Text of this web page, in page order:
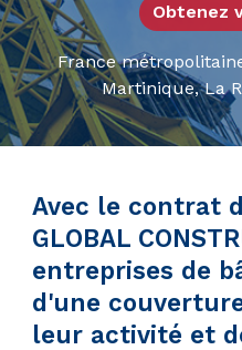
Obtenez
France
Martinique, La
Avec le contrat
GLOBAL
entreprises de
d'une
leur activité et